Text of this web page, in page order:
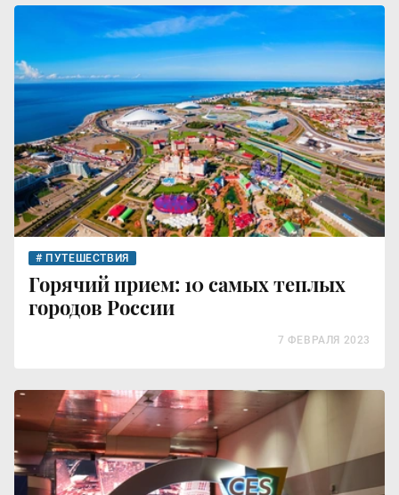
ПУТЕШЕСТВИЯ
Горячий прием: 10 самых теплых
городов России
7 ФЕВРАЛЯ 2023